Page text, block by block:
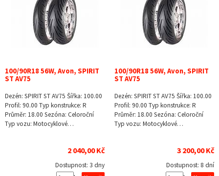
100/90R18 56W, Avon, SPIRIT
ST AV75
Dezén: SPIRIT ST AV75 Šířka: 100.00
Profil: 90.00 Typ konstrukce: R
Průměr: 18.00 Sezóna: Celoroční
Typ vozu: Motocyklové…
2 040,00 Kč
Dostupnost: 3 dny
100/90R18 56W, Avon, SPIRIT
ST AV75
Dezén: SPIRIT ST AV75 Šířka: 100.00
Profil: 90.00 Typ konstrukce: R
Průměr: 18.00 Sezóna: Celoroční
Typ vozu: Motocyklové…
3 200,00 Kč
Dostupnost: 8 dní